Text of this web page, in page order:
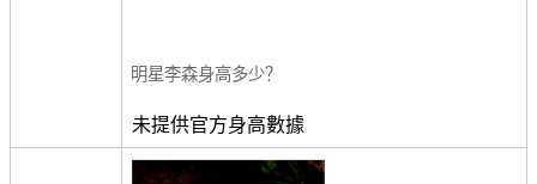
明星李森身高多少？
未提供官方身高數據